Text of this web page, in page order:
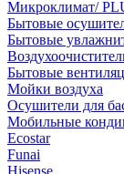
Микроклимат/
Бытовые
Бытовые
Бытовые
Мойки воздуха
Осушители для
Мобильные
Ecostar
Funai
Hisense